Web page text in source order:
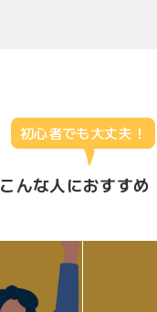
初心者でも大丈夫！
こんな人におすすめ